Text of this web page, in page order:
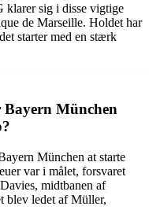
klarer sig i disse vigtige
de Marseille. Holdet har
starter med en stærk
München
München at starte
var i målet, forsvaret
midtbanen af
blev ledet af Müller,